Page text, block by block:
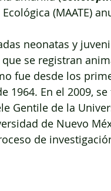
(MAATE)
neonatas y
se registran
fue desde los
1964. En el 2009,
Gentile de la
de Nuevo
de